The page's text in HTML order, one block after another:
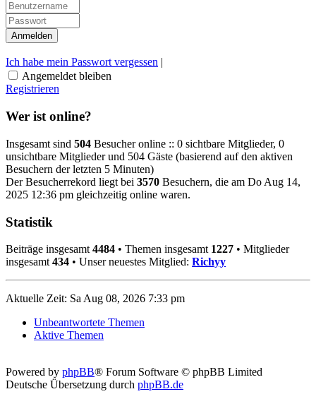
Ich habe mein Passwort vergessen |
Angemeldet bleiben
Registrieren
Wer ist online?
Insgesamt sind 504 Besucher online :: 0 sichtbare Mitglieder, 0
unsichtbare Mitglieder und 504 Gäste (basierend auf den aktiven
Besuchern der letzten 5 Minuten)
Der Besucherrekord liegt bei 3570 Besuchern, die am Do Aug 14,
2025 12:36 pm gleichzeitig online waren.
Statistik
Beiträge insgesamt 4484 • Themen insgesamt 1227 • Mitglieder
insgesamt 434 • Unser neuestes Mitglied: Richyy
Aktuelle Zeit: Sa Aug 08, 2026 7:33 pm
Unbeantwortete Themen
Aktive Themen
Powered by phpBB® Forum Software © phpBB Limited
Deutsche Übersetzung durch phpBB.de